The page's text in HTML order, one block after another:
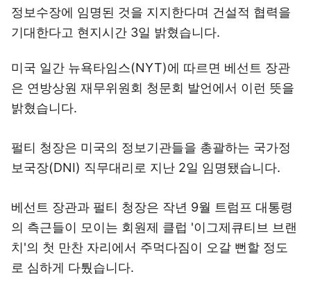
정보수장에 임명된 것을 지지한다며 건설적 협력을
기대한다고 현지시간 3일 밝혔습니다.
미국 일간 뉴욕타임스(NYT)에 따르면 베선트 장관
은 연방상원 재무위원회 청문회 발언에서 이런 뜻을
밝혔습니다.
펄티 청장은 미국의 정보기관들을 총괄하는 국가정
보국장(DNI) 직무대리로 지난 2일 임명됐습니다.
베선트 장관과 펄티 청장은 작년 9월 트럼프 대통령
의 측근들이 모이는 회원제 클럽 '이그제큐티브 브랜
치'의 첫 만찬 자리에서 주먹다짐이 오갈 뻔할 정도
로 심하게 다퉜습니다.